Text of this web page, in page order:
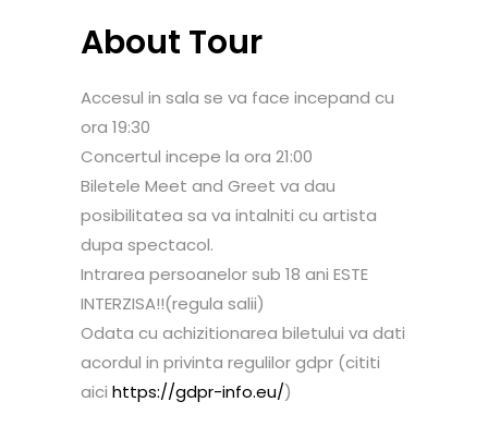
About Tour
Accesul in sala se va face incepand cu
ora 19:30
Concertul incepe la ora 21:00
Biletele Meet and Greet va dau
posibilitatea sa va intalniti cu artista
dupa spectacol.
Intrarea persoanelor sub 18 ani ESTE
INTERZISA!!(regula salii)
Odata cu achizitionarea biletului va dati
acordul in privinta regulilor gdpr (cititi
aici https://gdpr-info.eu/)